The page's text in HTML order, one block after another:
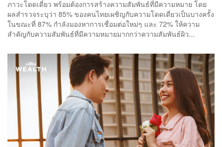
ภาวะโดดเดี่ยว พร้อมต้องการสร้างความสัมพันธ์ที่มีความหมาย โดย
ผลสำรวจระบุว่า 85% ของคนไทยเผชิญกับความโดดเดี่ยวเป็นบางครั้ง
ในขณะที่ 87% กำลังมองหาการเชื่อมต่อใหม่ๆ และ 72% ให้ความ
สำคัญกับความสัมพันธ์ที่มีความหมายมากกว่าความสัมพันธ์ผิว...